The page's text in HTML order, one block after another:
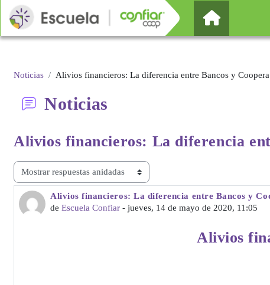
Salta al contenido principal
Noticias Alivios financieros: La diferencia entre Bancos y
Noticias
Alivios financieros: La diferencia
Mostrar modo
Alivios financieros: La diferencia entre Bancos y
de Escuela Confiar - jueves, 14 de mayo de 2020, 11:05
Número de respuestas: 0
Alivios